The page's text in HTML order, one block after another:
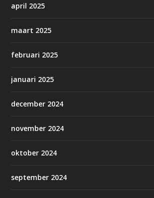
april 2025
maart 2025
februari 2025
januari 2025
december 2024
november 2024
oktober 2024
september 2024